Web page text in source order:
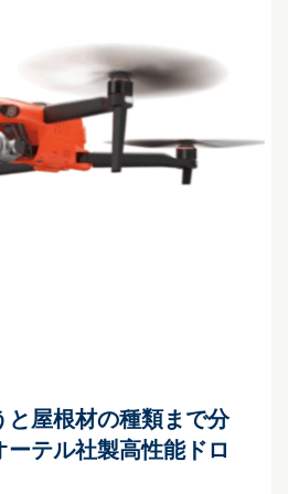
と屋根材の種類まで分
テル社製高性能ドロ